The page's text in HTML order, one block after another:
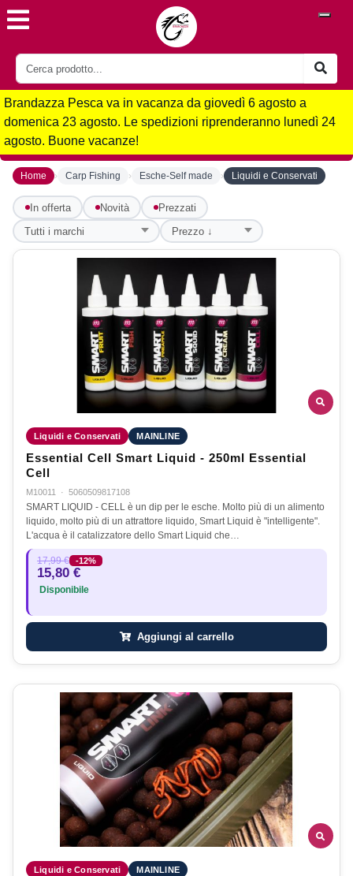
Brandazza Pesca va in vacanza da giovedì 6 agosto a
domenica 23 agosto. Le spedizioni riprenderanno lunedì 24
agosto. Buone vacanze!
Home › Carp Fishing › Esche-Self made › Liquidi e Conservati
In offerta Novità Prezzati
Liquidi e Conservati MAINLINE
Essential Cell Smart Liquid - 250ml Essential
Cell
M10011 · 5060509817108
SMART LIQUID - CELL è un dip per le esche. Molto più di un alimento
liquido, molto più di un attrattore liquido, Smart Liquid è "intelligente".
L'acqua è il catalizzatore dello Smart Liquid che…
17,99 € -12%
15,80 €
Disponibile
Aggiungi al carrello
Liquidi e Conservati MAINLINE